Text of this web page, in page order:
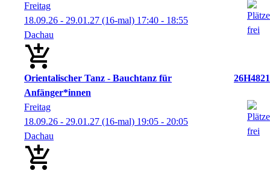
Freitag
18.09.26 - 29.01.27 (16-mal) 17:40 - 18:55
Dachau
Orientalischer Tanz - Bauchtanz für
Anfänger*innen
26H4821
Freitag
18.09.26 - 29.01.27 (16-mal) 19:05 - 20:05
Dachau